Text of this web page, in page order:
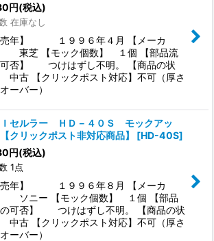
円(税込)
在庫なし
売年】 １９９６年４月 【メーカ
東芝 【モック個数】 １個 【部品流
可否】 つけはずし不明。 【商品の状
中古 【クリックポスト対応】不可（厚さ
ーバー）
Ｉセルラー ＨＤ－４０Ｓ モックアッ
クリックポスト非対応商品】
[HD-40S]
円(税込)
1点
売年】 １９９６年８月 【メーカ
ソニー 【モック個数】 １個 【部品
可否】 つけはずし不明。 【商品の状
中古 【クリックポスト対応】不可（厚さ
ーバー）